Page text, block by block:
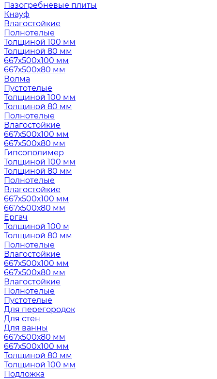
Пазогребневые плиты
Кнауф
Влагостойкие
Полнотелые
Толщиной 100 мм
Толщиной 80 мм
667х500х100 мм
667х500х80 мм
Волма
Пустотелые
Толщиной 100 мм
Толщиной 80 мм
Полнотелые
Влагостойкие
667х500х100 мм
667х500х80 мм
Гипсополимер
Толщиной 100 мм
Толщиной 80 мм
Полнотелые
Влагостойкие
667х500х100 мм
667х500х80 мм
Ергач
Толщиной 100 м
Толщиной 80 мм
Полнотелые
Влагостойкие
667х500х100 мм
667х500х80 мм
Влагостойкие
Полнотелые
Пустотелые
Для перегородок
Для стен
Для ванны
667х500х80 мм
667х500х100 мм
Толщиной 80 мм
Толщиной 100 мм
Подложка